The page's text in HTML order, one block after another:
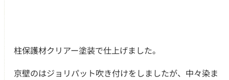
柱保護材クリアー塗装で仕上げました。
京壁のはジョリパット吹き付けをしましたが、中々染ま